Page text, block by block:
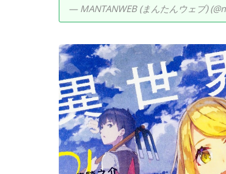
— MANTANWEB (まんたんウェブ)